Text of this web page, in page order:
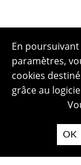
En
paramètres,
cookies
grâce au
OK